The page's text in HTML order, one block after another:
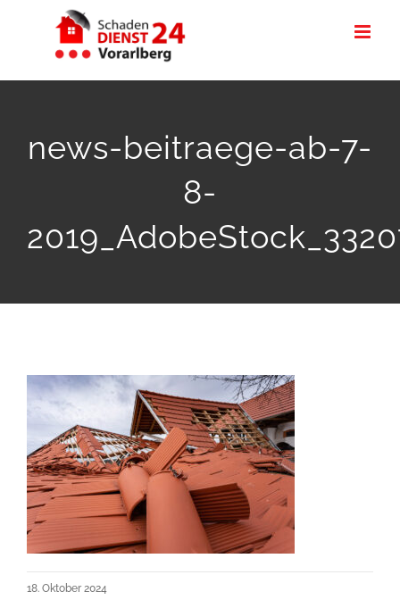
news-beitraege-ab-7-
8-
18. Oktober 2024